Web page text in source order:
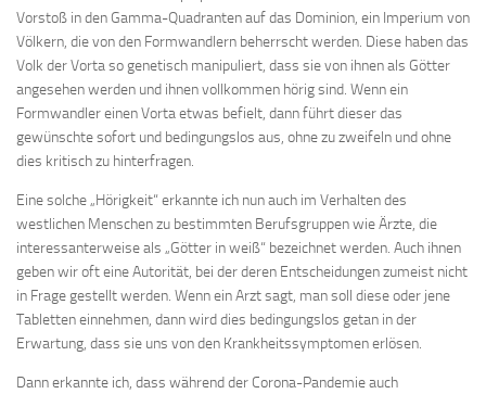
Vorstoß in den Gamma-Quadranten auf das Dominion, ein Imperium von
Völkern, die von den Formwandlern beherrscht werden. Diese haben das
Volk der Vorta so genetisch manipuliert, dass sie von ihnen als Götter
angesehen werden und ihnen vollkommen hörig sind. Wenn ein
Formwandler einen Vorta etwas befielt, dann führt dieser das
gewünschte sofort und bedingungslos aus, ohne zu zweifeln und ohne
dies kritisch zu hinterfragen.
Eine solche „Hörigkeit“ erkannte ich nun auch im Verhalten des
westlichen Menschen zu bestimmten Berufsgruppen wie Ärzte, die
interessanterweise als „Götter in weiß“ bezeichnet werden. Auch ihnen
geben wir oft eine Autorität, bei der deren Entscheidungen zumeist nicht
in Frage gestellt werden. Wenn ein Arzt sagt, man soll diese oder jene
Tabletten einnehmen, dann wird dies bedingungslos getan in der
Erwartung, dass sie uns von den Krankheitssymptomen erlösen.
Dann erkannte ich, dass während der Corona-Pandemie auch